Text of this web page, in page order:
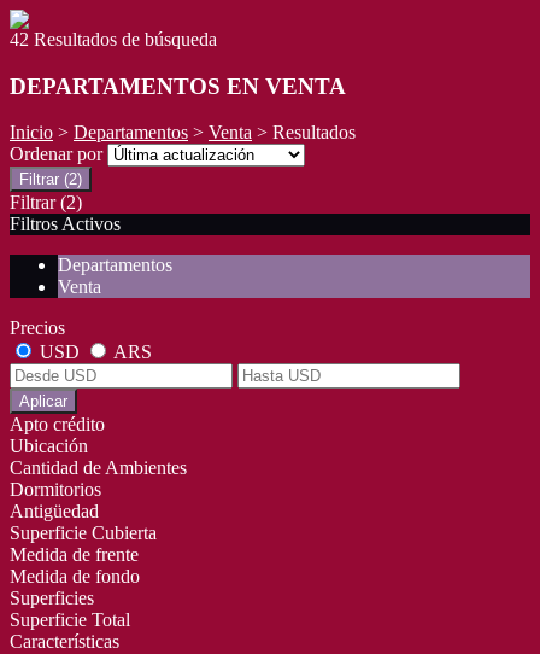
42 Resultados de búsqueda
DEPARTAMENTOS EN VENTA
Inicio > Departamentos > Venta > Resultados
Ordenar por
Filtrar (2)
Filtrar (2)
Filtros Activos
Departamentos
Venta
Precios
USD
ARS
Aplicar
Apto crédito
Ubicación
Cantidad de Ambientes
Dormitorios
Antigüedad
Superficie Cubierta
Medida de frente
Medida de fondo
Superficies
Superficie Total
Características